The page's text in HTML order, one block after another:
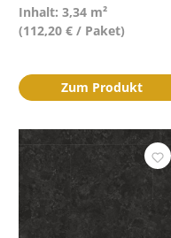
Inhalt: 3,34 m²
(112,20 € / Paket)
Zum Produkt